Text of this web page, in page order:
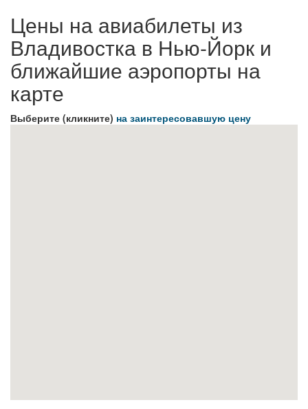
Цены на авиабилеты из
Владивостка в Нью-Йорк и
ближайшие аэропорты на
карте
Выберите (кликните) на заинтересовавшую цену